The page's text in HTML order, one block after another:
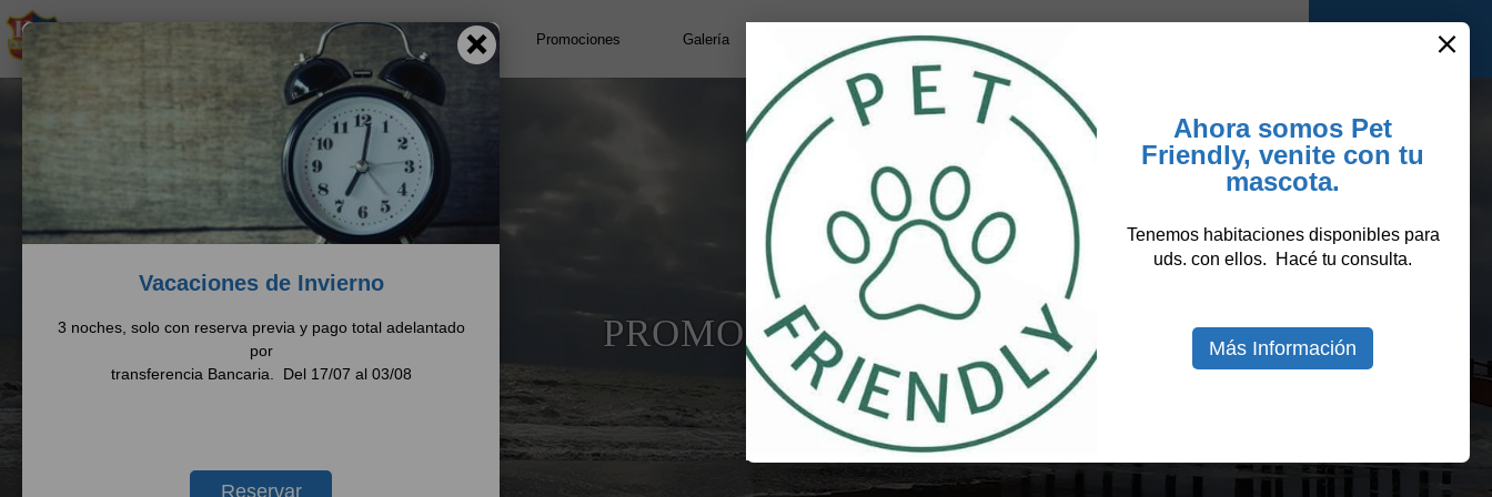
Habitaciones Servicios Promociones Galería Ubicación y Contacto Ver Tarifas
Fecha de Llegada Fecha de Salida Código Promocional
2 adultos • 1 habitación
PROMOCIONES
Vacaciones de Invierno
3 noches, solo con reserva previa y pago total adelantado
por
transferencia Bancaria. Del 17/07 al 03/08
Reservar
Ahora somos Pet
Friendly, venite con tu
mascota.
Tenemos habitaciones disponibles para
uds. con ellos. Hacé tu consulta.
Más Información